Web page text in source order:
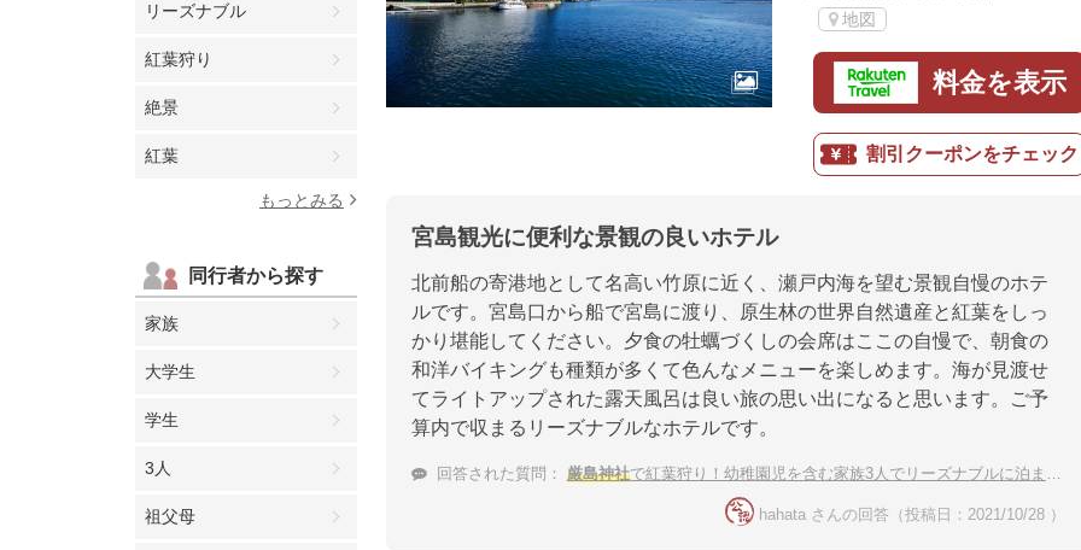
リーズナブル
紅葉狩り
絶景
紅葉
もっとみる
同行者から探す
家族
大学生
学生
3人
祖父母
地図
料金を表示
割引クーポンをチェック
宮島観光に便利な景観の良いホテル
北前船の寄港地として名高い竹原に近く、瀬戸内海を望む景観自慢のホテ
ルです。宮島口から船で宮島に渡り、原生林の世界自然遺産と紅葉をしっ
かり堪能してください。夕食の牡蠣づくしの会席はここの自慢で、朝食の
和洋バイキングも種類が多くて色んなメニューを楽しめます。海が見渡せ
てライトアップされた露天風呂は良い旅の思い出になると思います。ご予
算内で収まるリーズナブルなホテルです。
回答された質問： 厳島神社で紅葉狩り！幼稚園児を含む家族3人でリーズナブルに泊まれる宿
hahata さんの回答（投稿日：2021/10/28 ）